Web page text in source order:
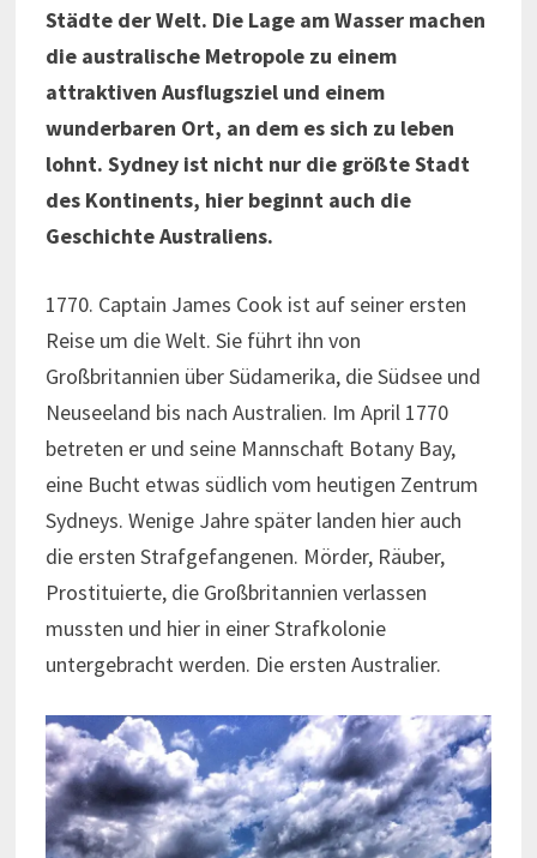
Städte der Welt. Die Lage am Wasser machen
die australische Metropole zu einem
attraktiven Ausflugsziel und einem
wunderbaren Ort, an dem es sich zu leben
lohnt. Sydney ist nicht nur die größte Stadt
des Kontinents, hier beginnt auch die
Geschichte Australiens.
1770. Captain James Cook ist auf seiner ersten
Reise um die Welt. Sie führt ihn von
Großbritannien über Südamerika, die Südsee und
Neuseeland bis nach Australien. Im April 1770
betreten er und seine Mannschaft Botany Bay,
eine Bucht etwas südlich vom heutigen Zentrum
Sydneys. Wenige Jahre später landen hier auch
die ersten Strafgefangenen. Mörder, Räuber,
Prostituierte, die Großbritannien verlassen
mussten und hier in einer Strafkolonie
untergebracht werden. Die ersten Australier.